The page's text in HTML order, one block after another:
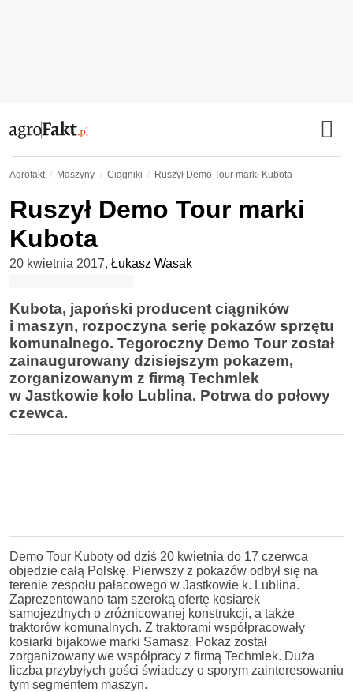
Agrofakt Maszyny Ciągniki Ruszył Demo Tour marki Kubota
Ruszył Demo Tour marki
Kubota
20 kwietnia 2017, Łukasz Wasak
Kubota, japoński producent ciągników
i maszyn, rozpoczyna serię pokazów sprzętu
komunalnego. Tegoroczny Demo Tour został
zainaugurowany dzisiejszym pokazem,
zorganizowanym z firmą Techmlek
w Jastkowie koło Lublina. Potrwa do połowy
czewca.
Demo Tour Kuboty od dziś 20 kwietnia do 17 czerwca
objedzie całą Polskę. Pierwszy z pokazów odbył się na
terenie zespołu pałacowego w Jastkowie k. Lublina.
Zaprezentowano tam szeroką ofertę kosiarek
samojezdnych o zróżnicowanej konstrukcji, a także
traktorów komunalnych. Z traktorami współpracowały
kosiarki bijakowe marki Samasz. Pokaz został
zorganizowany we współpracy z firmą Techmlek. Duża
liczba przybyłych gości świadczy o sporym zainteresowaniu
tym segmentem maszyn.